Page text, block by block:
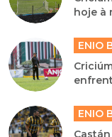
hoje à
ENIO
ENIO